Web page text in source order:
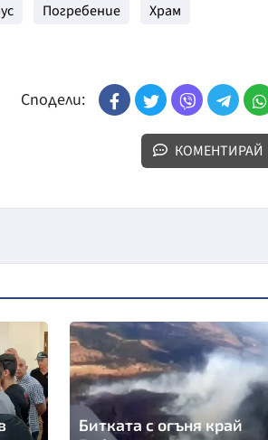
Погребение
Храм
Сподели:
КОМЕНТИРАЙ
Битката с огъня край